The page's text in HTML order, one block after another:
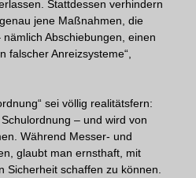
Stattdessen verhindern
jene Maßnahmen, die
Abschiebungen, einen
falscher Anreizsysteme“,
sei völlig realitätsfern:
– und wird von
Während Messer- und
glaubt man ernsthaft, mit
Sicherheit schaffen zu können.